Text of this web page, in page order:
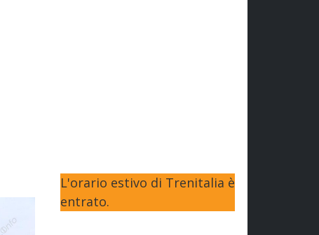
L'orario estivo di Trenitalia è
entrato.